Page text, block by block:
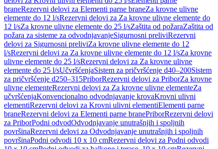
braneRezervni delovi za Elementi parne braneZa krovne ulivne
elemente do 12 l/sRezervni delovi za Za krovne ulivne elemente do
12 l/sZa krovne ulivne elemente do 25 l/sZaštita od požaraZaštita od
požara za sisteme za odvodnjavanjeSigurnosni preliviRezervni
delovi za Sigurnosni preliviZa krovne ulivne elemente do 12
l/sRezervni delovi za Za krovne ulivne elemente do 12 l/sZa krovne
ulivne elemente do 25 l/sRezervni delovi za Za krovne ulivne
elemente do 25 l/sUčvršćenjaSistem za pričvršćenje d40–200Sistem
za pričvršćenje d250–315PriborRezervni delovi za PriborZa krovne
ulivne elementeRezervni delovi za Za krovne ulivne elementeZa
učvršćenjaKonvencionalno odvodnjavanje krovaKrovni ulivni
elementiRezervni delovi za Krovni ulivni elementiElementi parne
braneRezervni delovi za Elementi parne branePriborRezervni delovi
za PriborPodni odvodOdvodnjavanje unutrašnjih i spoljnih
površinaRezervni delovi za Odvodnjavanje unutrašnjih i spoljnih
površinaPodni odvodi 10 x 10 cmRezervni delovi za Podni odvodi